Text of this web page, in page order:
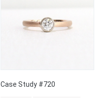
Case Study #720